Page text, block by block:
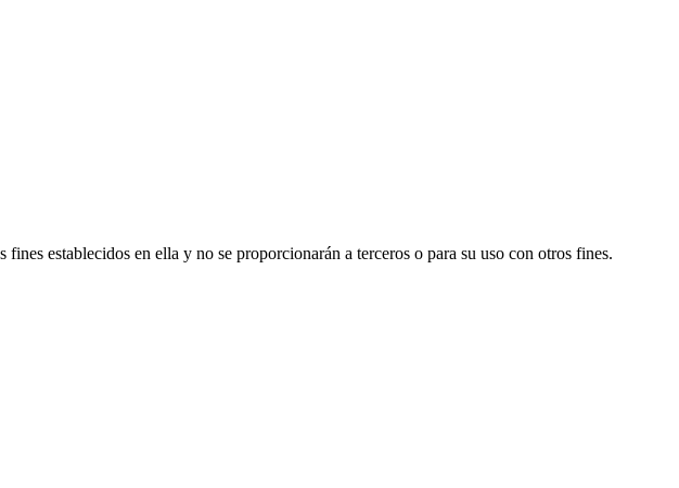
establecidos en ella y no se proporcionarán a terceros o para su uso con otros fines.